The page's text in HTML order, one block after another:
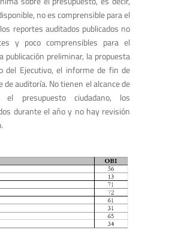
no es comprensible para el
reportes auditados publicados no
y poco comprensibles para el
publicación preliminar, la propuesta
del Ejecutivo, el informe de fin de
auditoría. No tienen el alcance de
el presupuesto ciudadano, los
durante el año y no hay revisión